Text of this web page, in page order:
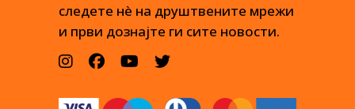
следете нè на друштвените мрежи
и први дознајте ги сите новости.